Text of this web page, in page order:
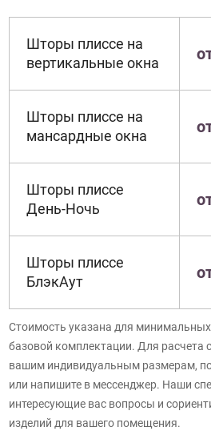
Шторы плиссе на
вертикальные окна
Шторы плиссе на
мансардные окна
Шторы плиссе
День-Ночь
Шторы плиссе
БлэкАут
Стоимость указана для
базовой комплектации. Для расчета
вашим индивидуальным размерам,
или напишите в мессенджер. Наши
интересующие вас вопросы и
изделий для вашего помещения.